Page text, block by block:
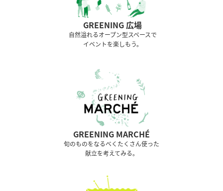
GREENING 広場
⾃然溢れるオープン型スペースで
イベントを楽しもう。
GREENING MARCHÉ
旬のものをなるべくたくさん使った
献立を考えてみる。